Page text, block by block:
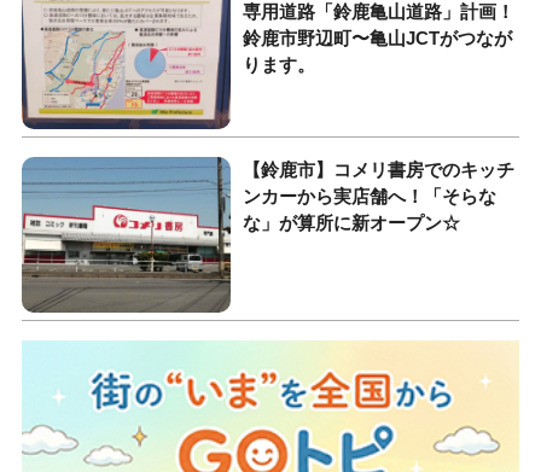
専用道路「鈴鹿亀山道路」計画！
鈴鹿市野辺町〜亀山JCTがつなが
ります。
【鈴鹿市】コメリ書房でのキッチ
ンカーから実店舗へ！「そらな
な」が算所に新オープン☆